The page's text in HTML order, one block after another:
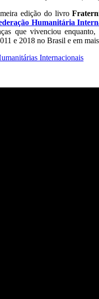
edição do livro
Humanitária
que vivenciou
e 2018 no Brasil e em